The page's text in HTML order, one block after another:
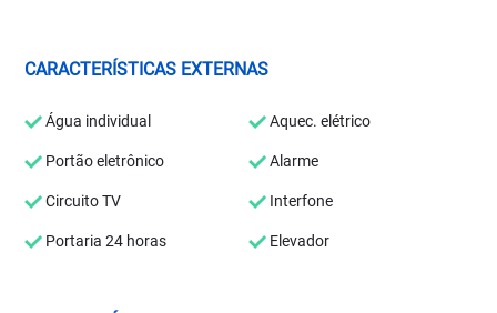
CARACTERÍSTICAS EXTERNAS
Água individual Aquec. elétrico
Portão eletrônico Alarme
Circuito TV Interfone
Portaria 24 horas Elevador